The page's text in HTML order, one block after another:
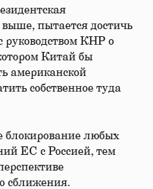
пытается достичь
руководством КНР о
Китай бы
американской
собственное туда
блокирование любых
ЕС с Россией, тем
сближения.